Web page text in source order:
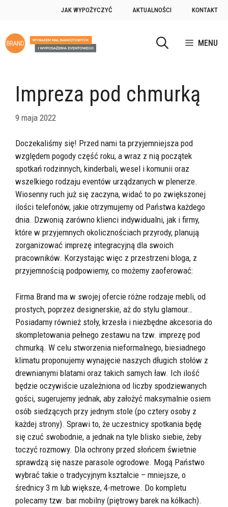
treści
JAK WYPOŻYCZYĆ AKTUALNOŚCI KONTAKT
MENU
Impreza pod chmurką
9 maja 2022
Doczekaliśmy się! Przed nami ta przyjemniejsza pod
względem pogody część roku, a wraz z nią początek
spotkań rodzinnych, kinderbali, wesel i komunii oraz
wszelkiego rodzaju eventów urządzanych w plenerze.
Wiosenny ruch już się zaczyna, widać to po zwiększonej
ilości telefonów, jakie otrzymujemy od Państwa każdego
dnia. Dzwonią zarówno klienci indywidualni, jak i firmy,
które w przyjemnych okolicznościach przyrody, planują
zorganizować imprezę integracyjną dla swoich
pracowników. Korzystając więc z przestrzeni bloga, z
przyjemnością podpowiemy, co możemy zaoferować:
Firma Brand ma w swojej ofercie różne rodzaje mebli, od
prostych, poprzez designerskie, aż do stylu glamour…
Posiadamy również stoły, krzesła i niezbędne akcesoria do
skompletowania pełnego zestawu na tzw. imprezę pod
chmurką. W celu stworzenia nieformalnego, biesiadnego
klimatu proponujemy wynajęcie naszych długich stołów z
drewnianymi blatami oraz takich samych ław. Ich ilość
będzie oczywiście uzależniona od liczby spodziewanych
gości, sugerujemy jednak, aby założyć maksymalnie osiem
osób siedzących przy jednym stole (po cztery osoby z
każdej strony). Sprawi to, że uczestnicy spotkania będę
się czuć swobodnie, a jednak na tyle blisko siebie, żeby
toczyć rozmowy. Dla ochrony przed słońcem świetnie
sprawdzą się nasze parasole ogrodowe. Mogą Państwo
wybrać takie o tradycyjnym kształcie – mniejsze, o
średnicy 3 m lub większe, 4-metrowe. Do kompletu
polecamy tzw. bar mobilny (piętrowy barek na kółkach).